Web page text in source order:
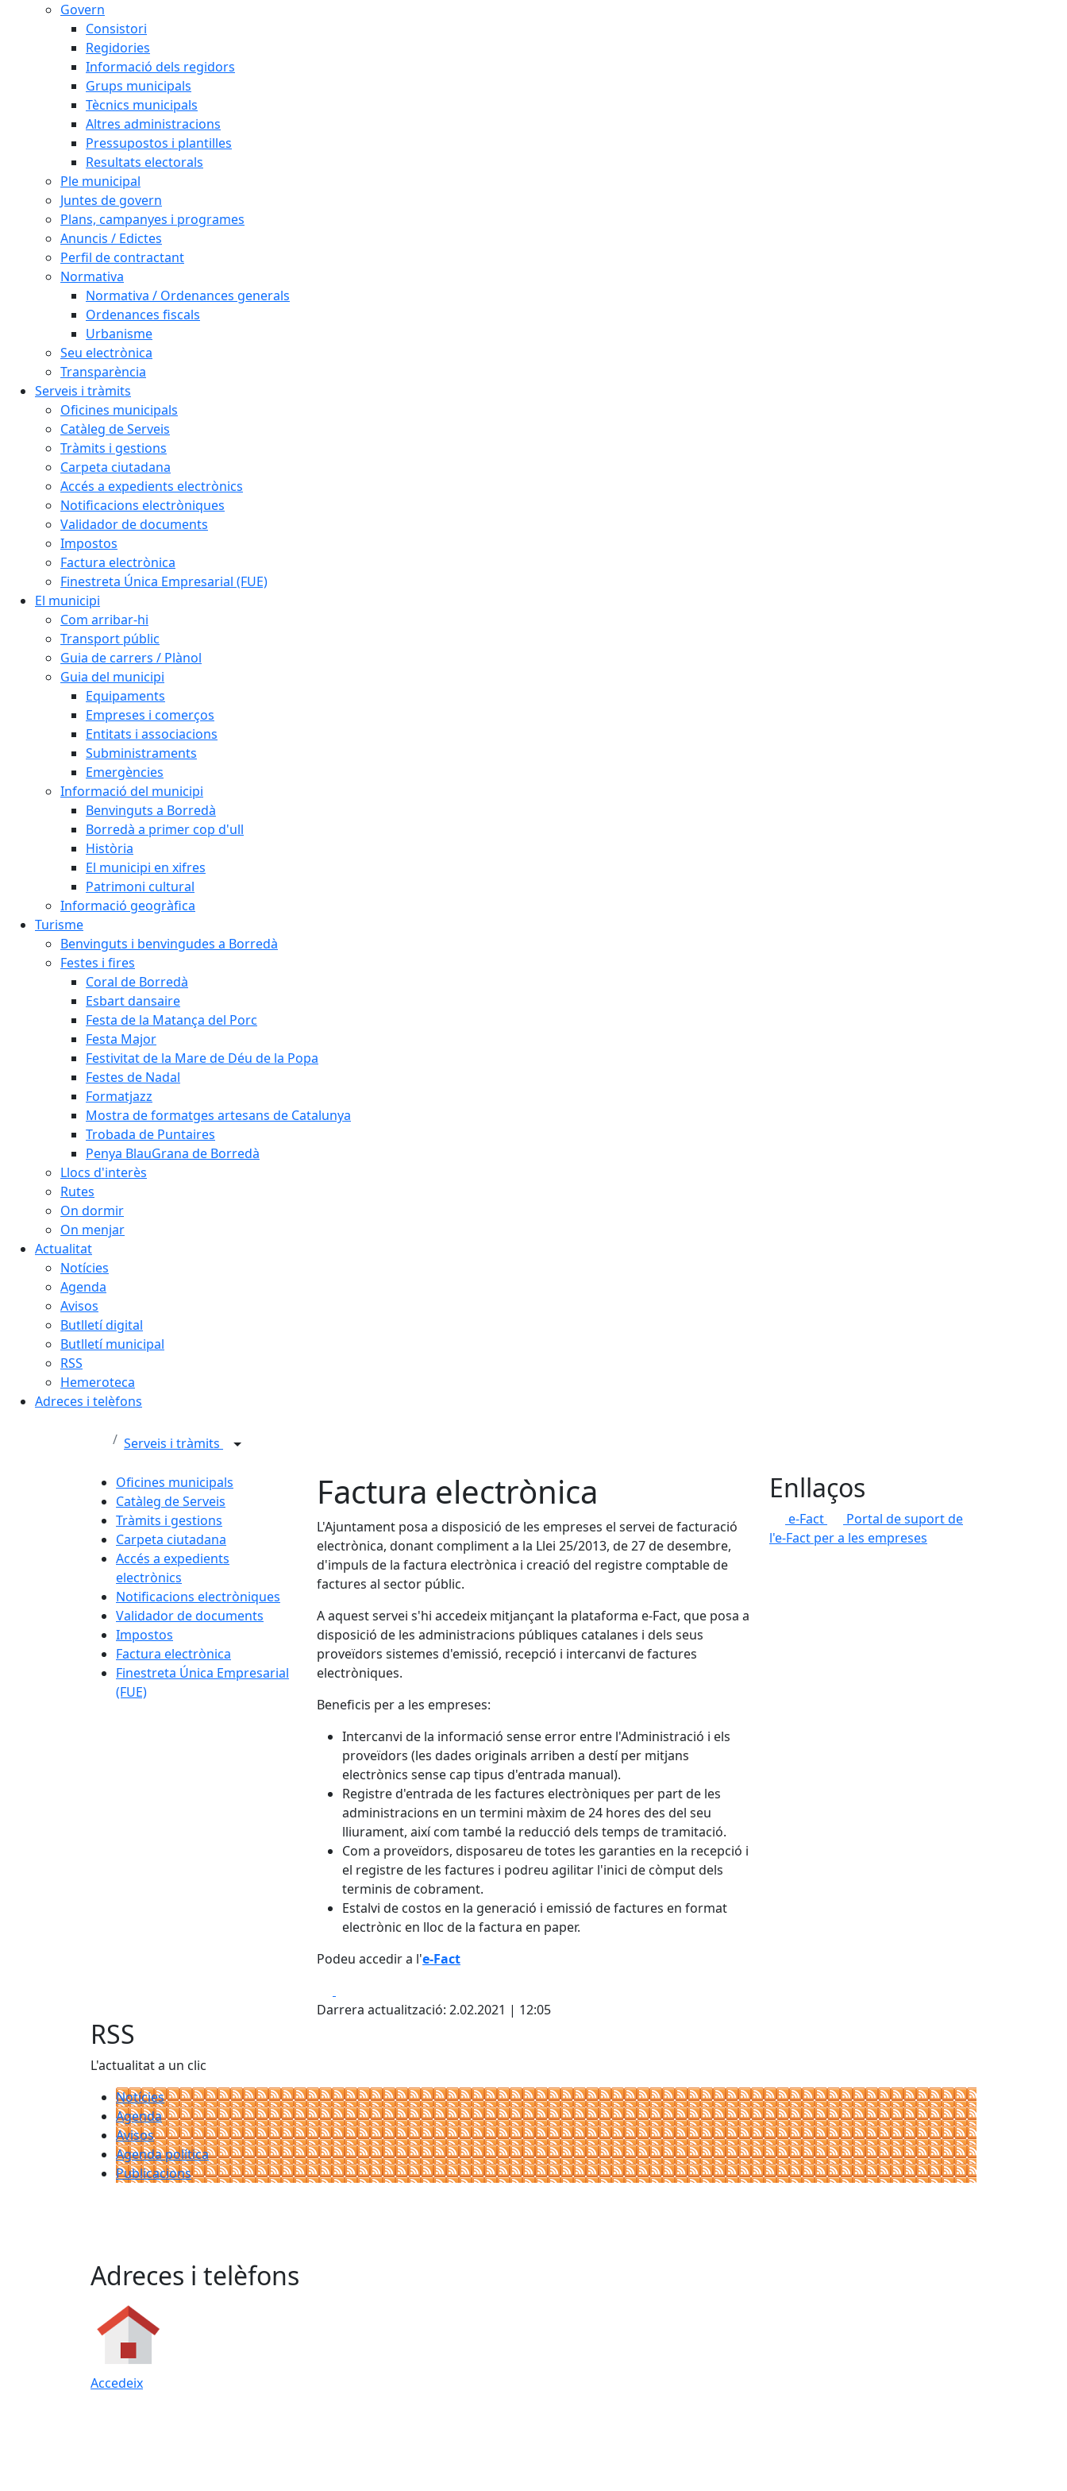
Govern
Consistori
Regidories
Informació dels regidors
Grups municipals
Tècnics municipals
Altres administracions
Pressupostos i plantilles
Resultats electorals
Ple municipal
Juntes de govern
Plans, campanyes i programes
Anuncis / Edictes
Perfil de contractant
Normativa
Normativa / Ordenances generals
Ordenances fiscals
Urbanisme
Seu electrònica
Transparència
Serveis i tràmits
Oficines municipals
Catàleg de Serveis
Tràmits i gestions
Carpeta ciutadana
Accés a expedients electrònics
Notificacions electròniques
Validador de documents
Impostos
Factura electrònica
Finestreta Única Empresarial (FUE)
El municipi
Com arribar-hi
Transport públic
Guia de carrers / Plànol
Guia del municipi
Equipaments
Empreses i comerços
Entitats i associacions
Subministraments
Emergències
Informació del municipi
Benvinguts a Borredà
Borredà a primer cop d'ull
Història
El municipi en xifres
Patrimoni cultural
Informació geogràfica
Turisme
Benvinguts i benvingudes a Borredà
Festes i fires
Coral de Borredà
Esbart dansaire
Festa de la Matança del Porc
Festa Major
Festivitat de la Mare de Déu de la Popa
Festes de Nadal
Formatjazz
Mostra de formatges artesans de Catalunya
Trobada de Puntaires
Penya BlauGrana de Borredà
Llocs d'interès
Rutes
On dormir
On menjar
Actualitat
Notícies
Agenda
Avisos
Butlletí digital
Butlletí municipal
RSS
Hemeroteca
Adreces i telèfons
Serveis i tràmits
Oficines municipals
Catàleg de Serveis
Tràmits i gestions
Carpeta ciutadana
Accés a expedients
electrònics
Notificacions electròniques
Validador de documents
Impostos
Factura electrònica
Finestreta Única Empresarial
(FUE)
Factura electrònica
L'Ajuntament posa a disposició de les empreses el servei de facturació
electrònica, donant compliment a la Llei 25/2013, de 27 de desembre,
d'impuls de la factura electrònica i creació del registre comptable de
factures al sector públic.
A aquest servei s'hi accedeix mitjançant la plataforma e-Fact, que posa a
disposició de les administracions públiques catalanes i dels seus
proveïdors sistemes d'emissió, recepció i intercanvi de factures
electròniques.
Beneficis per a les empreses:
Intercanvi de la informació sense error entre l'Administració i els
proveïdors (les dades originals arriben a destí per mitjans
electrònics sense cap tipus d'entrada manual).
Registre d'entrada de les factures electròniques per part de les
administracions en un termini màxim de 24 hores des del seu
lliurament, així com també la reducció dels temps de tramitació.
Com a proveïdors, disposareu de totes les garanties en la recepció i
el registre de les factures i podreu agilitar l'inici de còmput dels
terminis de cobrament.
Estalvi de costos en la generació i emissió de factures en format
electrònic en lloc de la factura en paper.
Podeu accedir a l'e-Fact
Darrera actualització: 2.02.2021 | 12:05
Enllaços
e-Fact
Portal de suport de
l'e-Fact per a les empreses
RSS
L'actualitat a un clic
Notícies
Agenda
Avisos
Agenda política
Publicacions
Adreces i telèfons
Accedeix